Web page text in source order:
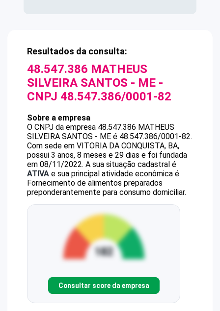
Resultados da consulta:
48.547.386 MATHEUS
SILVEIRA SANTOS - ME -
CNPJ 48.547.386/0001-82
Sobre a empresa
O CNPJ da empresa 48.547.386 MATHEUS
SILVEIRA SANTOS - ME é 48.547.386/0001-82.
Com sede em VITORIA DA CONQUISTA, BA,
possui 3 anos, 8 meses e 29 dias e foi fundada
em 08/11/2022. A sua situação cadastral é
ATIVA e sua principal atividade econômica é
Fornecimento de alimentos preparados
preponderantemente para consumo domiciliar.
Consultar score da empresa